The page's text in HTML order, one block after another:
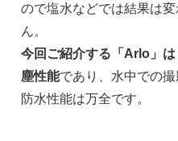
ので塩水などでは結果は
ん。
今回ご紹介する「Arlo」
塵性能であり、水中での
防水性能は万全です。